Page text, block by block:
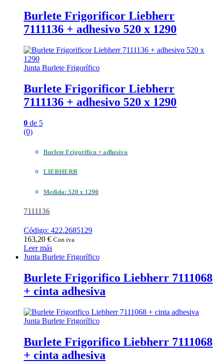
Burlete Frigorificor Liebherr
7111136 + adhesivo 520 x 1290
Junta Burlete Frigorífico
Burlete Frigorificor Liebherr
7111136 + adhesivo 520 x 1290
0 de 5
(0)
Burlete Frigorífico + adhesivo
LIEBHERR
Medida: 520 x 1290
7111136
Código: 422.2685129
163,20 € Con iva
Leer más
Junta Burlete Frigorífico
Burlete Frigorifico Liebherr 7111068
+ cinta adhesiva
Junta Burlete Frigorífico
Burlete Frigorifico Liebherr 7111068
+ cinta adhesiva